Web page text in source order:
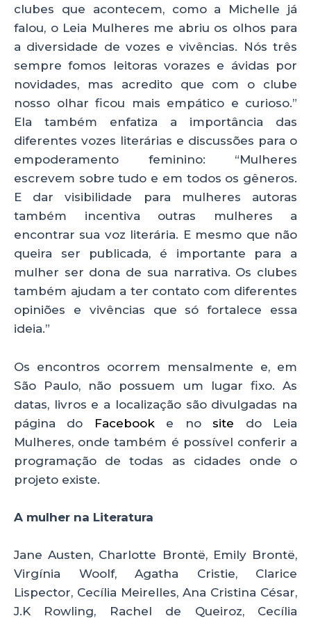
clubes que acontecem, como a Michelle já
falou, o Leia Mulheres me abriu os olhos para
a diversidade de vozes e vivências. Nós três
sempre fomos leitoras vorazes e ávidas por
novidades, mas acredito que com o clube
nosso olhar ficou mais empático e curioso.”
Ela também enfatiza a importância das
diferentes vozes literárias e discussões para o
empoderamento feminino: “Mulheres
escrevem sobre tudo e em todos os gêneros.
E dar visibilidade para mulheres autoras
também incentiva outras mulheres a
encontrar sua voz literária. E mesmo que não
queira ser publicada, é importante para a
mulher ser dona de sua narrativa. Os clubes
também ajudam a ter contato com diferentes
opiniões e vivências que só fortalece essa
ideia.”
Os encontros ocorrem mensalmente e, em
São Paulo, não possuem um lugar fixo. As
datas, livros e a localização são divulgadas na
página do Facebooke nosite do Leia
Mulheres, onde também é possível conferir a
programação de todas as cidades onde o
projeto existe.
A mulher na Literatura
Jane Austen, Charlotte Brontë, Emily Brontë,
Virgínia Woolf, Agatha Cristie, Clarice
Lispector, Cecília Meirelles, Ana Cristina César,
J.K Rowling, Rachel de Queiroz, Cecília